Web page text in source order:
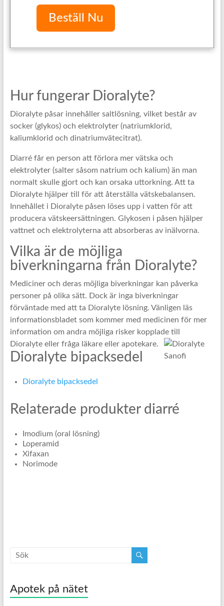
Beställ Nu
Hur fungerar Dioralyte?
Dioralyte påsar innehåller saltlösning, vilket består av
socker (glykos) och elektrolyter (natriumklorid,
kaliumklorid och dinatriumvätecitrat).
Diarré får en person att förlora mer vätska och
elektrolyter (salter såsom natrium och kalium) än man
normalt skulle gjort och kan orsaka uttorkning. Att ta
Dioralyte hjälper till för att återställa vätskebalansen.
Innehållet i Dioralyte påsen löses upp i vatten för att
producera vätskeersättningen. Glykosen i påsen hjälper
vattnet och elektrolyterna att absorberas av inälvorna.
Vilka är de möjliga
biverkningarna från Dioralyte?
Mediciner och deras möjliga biverkningar kan påverka
personer på olika sätt. Dock är inga biverkningar
förväntade med att ta Dioralyte lösning. Vänligen läs
informationsbladet som kommer med medicinen för mer
information om andra möjliga risker kopplade till
Dioralyte eller fråga läkare eller apotekare.
Dioralyte bipacksedel
Dioralyte bipacksedel
Relaterade produkter diarré
Imodium (oral lösning)
Loperamid
Xifaxan
Norimode
Apotek på nätet